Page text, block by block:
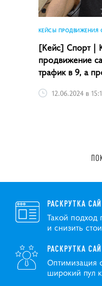
КЕЙСЫ ПРОДВИЖЕНИЯ
[Кейс] Спорт |
продвижение
трафик в 9, а
12.06.2024 в
РАСКРУТКА
Такой подход
и снизить
РАСКРУТКА
Оптимизация
широкий пул